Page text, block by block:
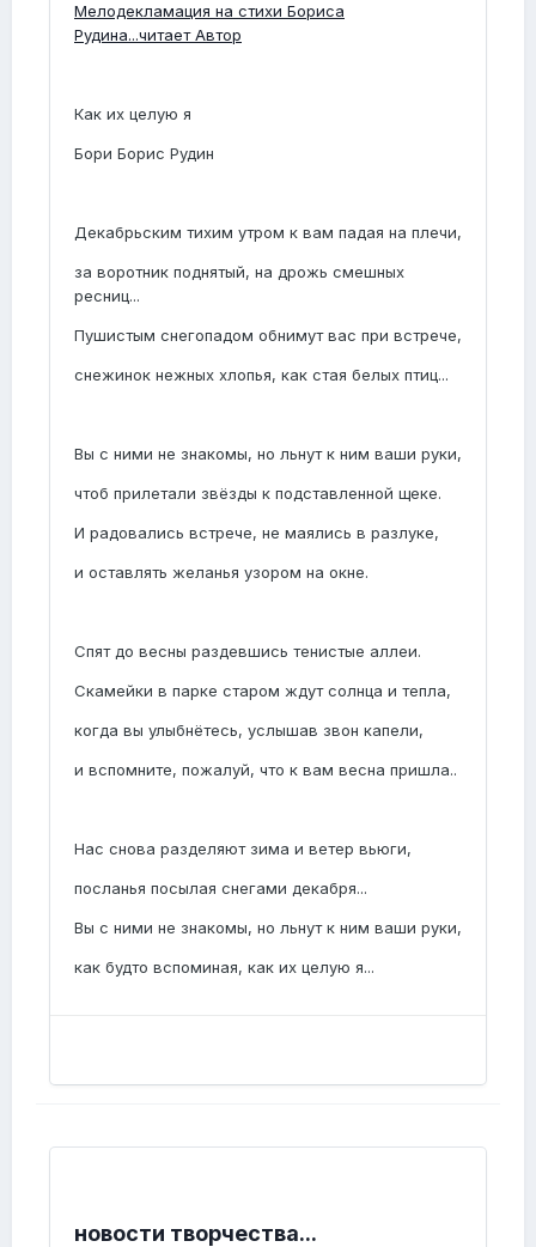
Мелодекламация на стихи Бориса
Рудина...читает Автор
Как их целую я
Бори Борис Рудин
Декабрьским тихим утром к вам падая на плечи,
за воротник поднятый, на дрожь смешных
ресниц...
Пушистым снегопадом обнимут вас при встрече,
снежинок нежных хлопья, как стая белых птиц...
Вы с ними не знакомы, но льнут к ним ваши руки,
чтоб прилетали звёзды к подставленной щеке.
И радовались встрече, не маялись в разлуке,
и оставлять желанья узором на окне.
Спят до весны раздевшись тенистые аллеи.
Скамейки в парке старом ждут солнца и тепла,
когда вы улыбнётесь, услышав звон капели,
и вспомните, пожалуй, что к вам весна пришла..
Нас снова разделяют зима и ветер вьюги,
посланья посылая снегами декабря...
Вы с ними не знакомы, но льнут к ним ваши руки,
как будто вспоминая, как их целую я...
новости творчества...